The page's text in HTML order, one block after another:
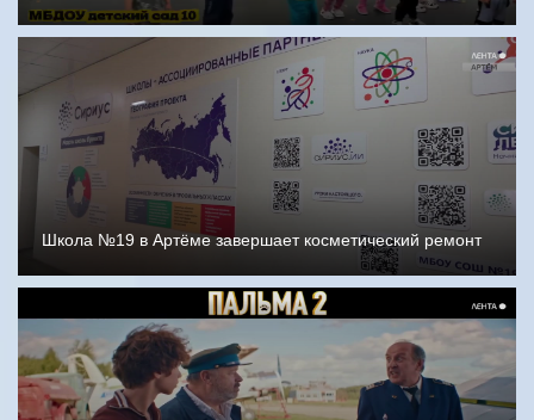
Школа №19 в Артёме завершает косметический ремонт